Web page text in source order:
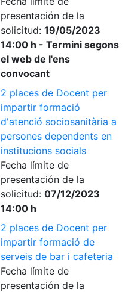
presentación de la
solicitud: 19/05/2023
14:00 h - Termini segons
el web de l'ens
convocant
2 places de Docent per
impartir formació
d'atenció sociosanitària a
persones dependents en
institucions socials
Fecha límite de
presentación de la
solicitud: 07/12/2023
14:00 h
2 places de Docent per
impartir formació de
serveis de bar i cafeteria
Fecha límite de
presentación de la